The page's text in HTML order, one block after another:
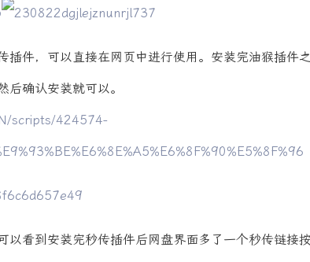
插件，可以直接在网页中进行使用。安装完油猴插件
确认安装就可以。
scripts/424574-
以看到安装完秒传插件后网盘界面多了一个秒传链接